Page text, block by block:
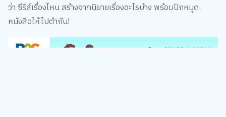
ว่า ซีรีส์เรื่องไหน สร้างจากนิยายเรื่องอะไรบ้าง พร้อมปักหมุด
หนังสือให้ไปตำกัน!